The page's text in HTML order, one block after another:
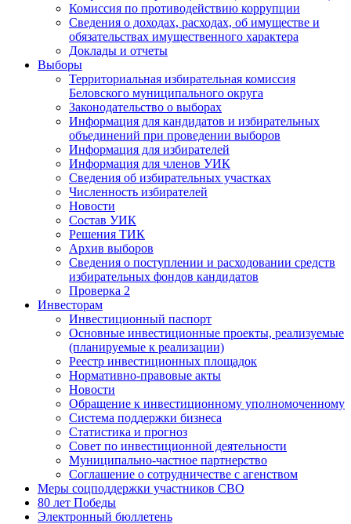
Комиссия по противодействию коррупции
Сведения о доходах, расходах, об имуществе и
обязательствах имущественного характера
Доклады и отчеты
Выборы
Территориальная избирательная комиссия
Беловского муниципального округа
Законодательство о выборах
Информация для кандидатов и избирательных
объединений при проведении выборов
Информация для избирателей
Информация для членов УИК
Сведения об избирательных участках
Численность избирателей
Новости
Состав УИК
Решения ТИК
Архив выборов
Сведения о поступлении и расходовании средств
избирательных фондов кандидатов
Проверка 2
Инвесторам
Инвестиционный паспорт
Основные инвестиционные проекты, реализуемые
(планируемые к реализации)
Реестр инвестиционных площадок
Нормативно-правовые акты
Новости
Обращение к инвестиционному уполномоченному
Система поддержки бизнеса
Статистика и прогноз
Совет по инвестиционной деятельности
Муниципально-частное партнерство
Соглашение о сотрудничестве с агенством
Меры соцподдержки участников СВО
80 лет Победы
Электронный бюллетень